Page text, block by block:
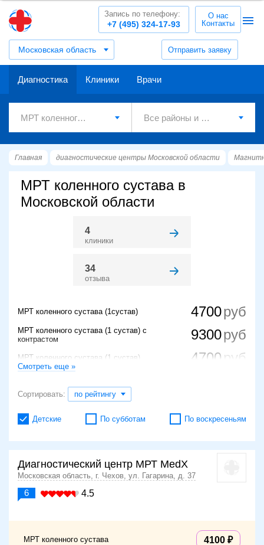
Московская область Отправить заявку
+7 (495) 324-17-93
Запись по телефону:
О нас
Контакты
Диагностика Клиники Врачи
Главная диагностические центры Московской области
МРТ коленного сустава в
Московской области
4
клиники
34
отзыва
МРТ коленного сустава (1сустав) 4700
МРТ коленного сустава (1 сустав) с
контрастом
9300
МРТ коленного сустава (1 сустав) 4700
МРТ пары коленных суставов
Смотреть еще »
Сортировать: по рейтингу
Детские По субботам По воскресеньям
Диагностический центр МРТ MedX
Московская область, г. Чехов, ул. Гагарина, д. 37
6 4.5
МРТ коленного сустава 4100